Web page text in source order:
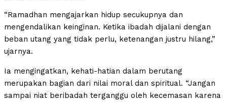
“Ramadhan mengajarkan hidup secukupnya dan
mengendalikan keinginan. Ketika ibadah dijalani dengan
beban utang yang tidak perlu, ketenangan justru hilang,”
ujarnya.
Ia mengingatkan, kehati-hatian dalam berutang
merupakan bagian dari nilai moral dan spiritual. “Jangan
sampai niat beribadah terganggu oleh kecemasan karena